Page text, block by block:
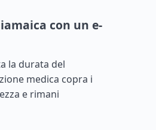
con un e-
la durata del
medica copra i
e rimani